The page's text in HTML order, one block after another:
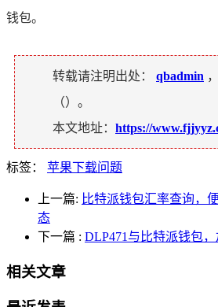
钱包。
转载请注明出处： qbadmin
（）。
本文地址： https://
标签： 苹果下载问题
上一篇: 比特派钱包汇率查询，
态
下一篇 : DLP471与比特派钱包
相关文章